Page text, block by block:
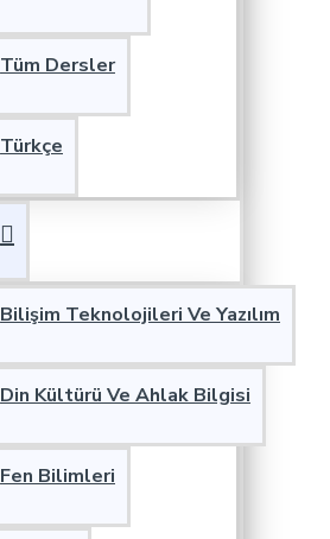
Tüm Dersler
Türkçe
Bilişim Teknolojileri Ve Yazılım
Din Kültürü Ve Ahlak Bilgisi
Fen Bilimleri